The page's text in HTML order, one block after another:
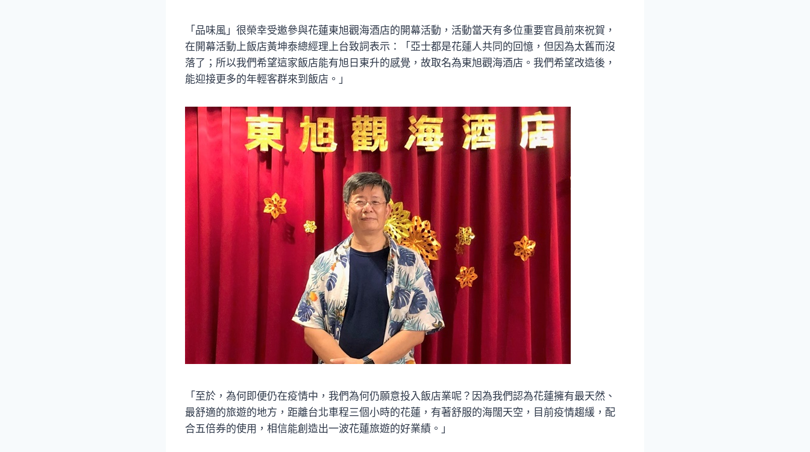
「品味風」很榮幸受邀參與花蓮東旭觀海酒店的開幕活動，活動當天有多位重要官員前來祝賀，
在開幕活動上飯店黃坤泰總經理上台致詞表示：「亞士都是花蓮人共同的回憶，但因為太舊而沒
落了；所以我們希望這家飯店能有旭日東升的感覺，故取名為東旭觀海酒店。我們希望改造後，
能迎接更多的年輕客群來到飯店。」
「至於，為何即便仍在疫情中，我們為何仍願意投入飯店業呢？因為我們認為花蓮擁有最天然、
最舒適的旅遊的地方，距離台北車程三個小時的花蓮，有著舒服的海闊天空，目前疫情趨緩，配
合五倍券的使用，相信能創造出一波花蓮旅遊的好業績。」